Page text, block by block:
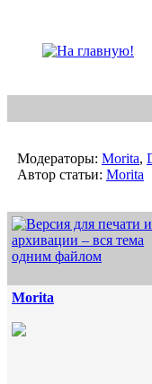
Модераторы: Morita,
Автор статьи: Morita
Morita